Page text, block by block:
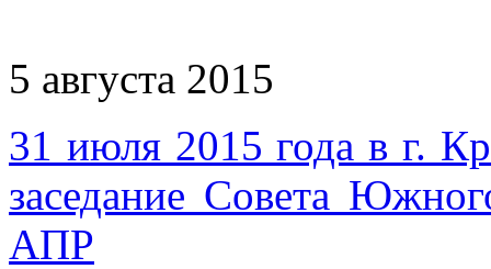
5 августа 2015
31 июля 2015 года в г.
заседание Совета
АПР